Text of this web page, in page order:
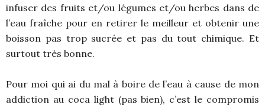
infuser des fruits et/ou légumes et/ou herbes dans de
l’eau fraîche pour en retirer le meilleur et obtenir une
boisson pas trop sucrée et pas du tout chimique. Et
surtout très bonne.
Pour moi qui ai du mal à boire de l’eau à cause de mon
addiction au coca light (pas bien), c’est le compromis